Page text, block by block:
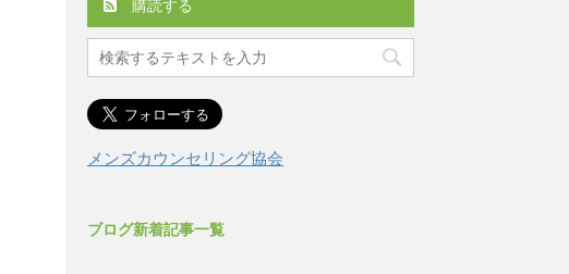
購読する
メンズカウンセリング協会
ブログ新着記事一覧